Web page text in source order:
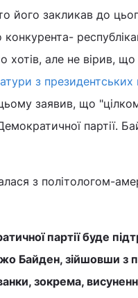
його закликав до
але не вірив, що
з президентських
заявив, що
партії.
з політологом-
партії буде
Байден, зійшовши з
зокрема,